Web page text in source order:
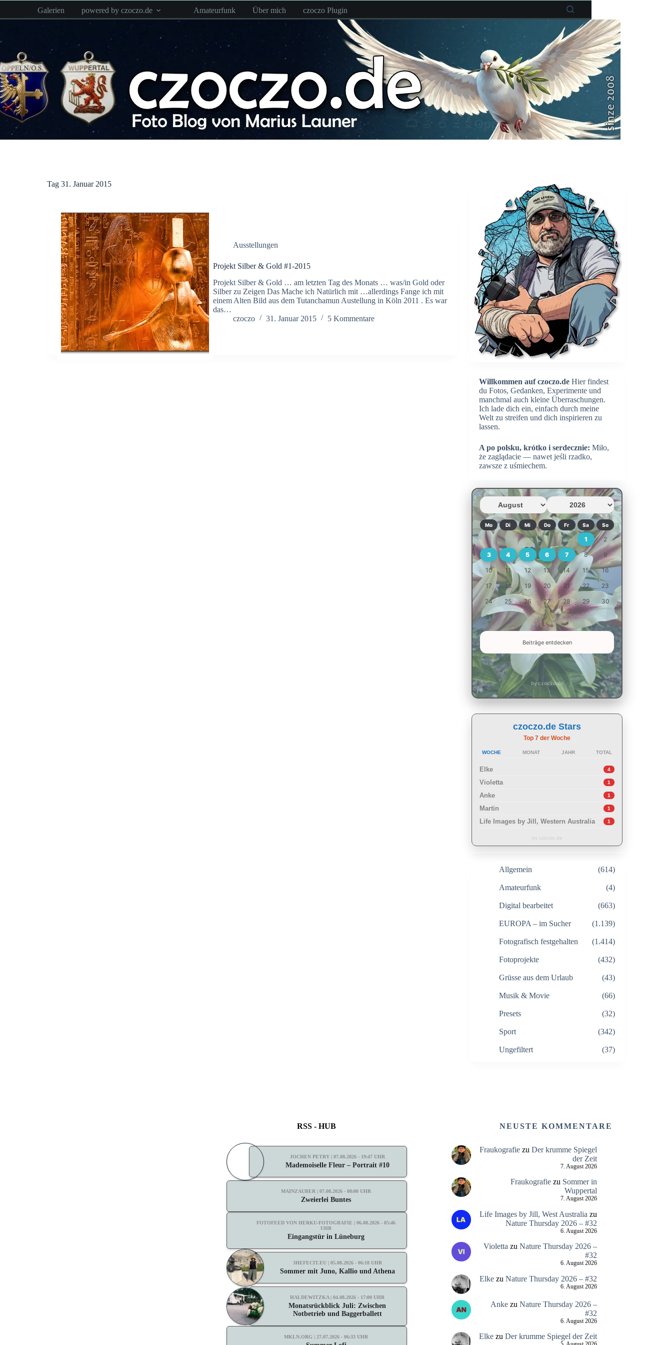
springen
Galerien powered by czoczo.de Amateurfunk Über mich czoczo Plugin
Tag31. Januar 2015
Ausstellungen
Projekt Silber & Gold #1-2015
Projekt Silber & Gold … am letzten Tag des Monats … was/in Gold oder
Silber zu Zeigen Das Mache ich Natürlich mit …allerdings Fange ich mit
einem Alten Bild aus dem Tutanchamun Austellung in Köln 2011 . Es war
das…
czoczo
31. Januar 2015 5 Kommentare
Willkommen auf czoczo.de Hier findest
du Fotos, Gedanken, Experimente und
manchmal auch kleine Überraschungen.
Ich lade dich ein, einfach durch meine
Welt zu streifen und dich inspirieren zu
lassen.
A po polsku, krótko i serdecznie: Miło,
że zaglądacie — nawet jeśli rzadko,
zawsze z uśmiechem.
Mo Di Mi Do Fr Sa So
1 2
3 4 5 6 7 8 9
10 11 12 13 14 15 16
17 18 19 20 21 22 23
24 25 26 27 28 29 30
31
Beiträge entdecken
by czoczo.de
czoczo.de Stars
Top 7 der Woche
WOCHE MONAT JAHR TOTAL
Elke 4
Violetta 1
Anke 1
Martin 1
Life Images by Jill, Western Australia 1
by czoczo.de
Allgemein (614)
Amateurfunk (4)
Digital bearbeitet (663)
EUROPA – im Sucher (1.139)
Fotografisch festgehalten (1.414)
Fotoprojekte (432)
Grüsse aus dem Urlaub (43)
Musik & Movie (66)
Presets (32)
Sport (342)
Ungefiltert (37)
RSS - HUB
JOCHEN PETRY | 07.08.2026 - 19:47 UHR
Mademoiselle Fleur – Portrait #10
MAINZAUBER | 07.08.2026 - 08:00 UHR
Zweierlei Buntes
FOTOFEED VON HERKU-FOTOGRAFIE | 06.08.2026 - 05:46
UHR
Eingangstür in Lüneburg
3HEFECIT.EU | 05.08.2026 - 06:18 UHR
Sommer mit Juno, Kallio und Athena
HALDEWITZKA | 04.08.2026 - 17:00 UHR
Monatsrückblick Juli: Zwischen
Notbetrieb und Baggerballett
MKLN.ORG | 27.07.2026 - 06:33 UHR
NEUSTE KOMMENTARE
Fraukografiezu Der krumme Spiegel
der Zeit
7. August 2026
Fraukografiezu Sommer in
Wuppertal
7. August 2026
Life Images by Jill, West Australia zu
Nature Thursday 2026 – #32
6. August 2026
Violettazu Nature Thursday 2026 –
#32
6. August 2026
Elkezu Nature Thursday 2026 – #32
6. August 2026
Ankezu Nature Thursday 2026 –
#32
6. August 2026
Elkezu Der krumme Spiegel der Zeit